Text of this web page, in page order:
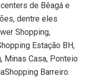
de Bêagá e
dentre eles
Shopping,
Estação BH,
Minas Casa, Ponteio
Barreiro.